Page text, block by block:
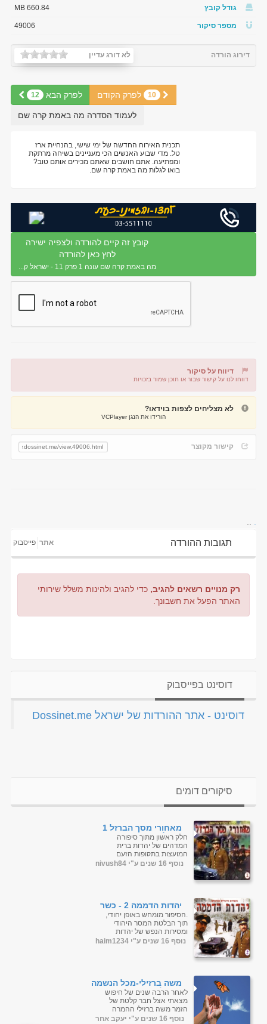
גודל קובץ 660.84 MB
מספר סיקור 49006
לא דורג עדיין דירוג הורדה
לפרק הבא 12 10 לפרק הקודם
לעמוד הסדרה מה באמת קרה שם
תכנית האירוח החדשה של ימי שישי, בהנחיית ארז
טל. מדי שבוע האנשים הכי מעניינים בשיחה מרתקת
ומפתיעה. אתם חושבים שאתם מכירים אותם טוב?
בואו לגלות מה באמת קרה שם.
קובץ זה קיים להורדה ולצפיה ישירה
לחץ כאן להורדה
מה באמת קרה שם עונה 1 פרק 11 - ישראל ק...
דיווח על סיקור
דווחו לנו על קישור שבור או תוכן שמור בזכויות
דיווח על קישור שבור
לא מצליחים לצפות בוידאו?
הורידו את הנגן VCPlayer
קישור מקוצר
תגובות ההורדה אתר פייסבוק
רק מנויים רשאים להגיב, כדי להגיב ולהינות משלל שירותי
האתר הפעל את חשבונך.
דוסינט בפייסבוק
‏דוסינט - אתר ההורדות של ישראל Dossinet.me‏
סיקורים דומים
מאחורי מסך הברזל 1
(החלק השני הוא יהדות
הדממה)
חלק ראשון מתוך סיפורה
המדהים של יהדות ברית
המועצות בתקופות הזעם
הקשות.חברת "האחים גרובייס"
נוסף 16 שנים ע"י nivush84
יהדות הדממה 2 - כשר
.הסיפור מומחש באופן יחודי,
תוך הבלטת המסר היהודי
ומסירות הנפש של יהדות
הדממה מאחורי מסך הברזל.
נוסף 16 שנים ע"י haim1234
משה ברזילי-מכל הנשמה
[א.מלא]
לאחר הרבה שנים של חיפוש
מצאתי אצל חבר קלטת של
הזמר משה ברזילי ההמרה
והעריכה מקצועית ודיגיטאלית
נוסף 16 שנים ע"י יעקב אחר